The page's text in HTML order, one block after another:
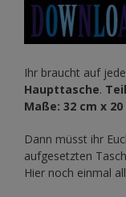
Ihr braucht auf
Haupttasche.
Maße: 32 cm x 20
Dann müsst ihr
aufgesetzten
Hier noch einmal